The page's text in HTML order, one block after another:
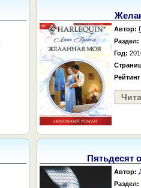
Автор:
Раздел:
Год:
Пятьдесят
Автор:
Раздел: